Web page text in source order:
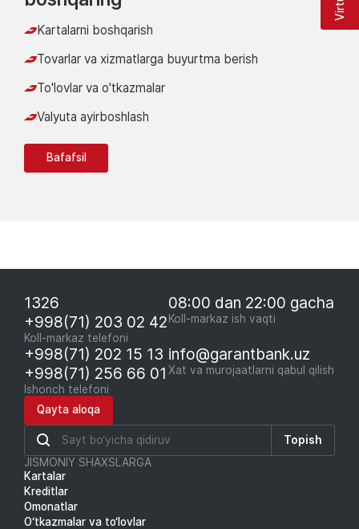
Kartalarni boshqarish
Tovarlar va xizmatlarga buyurtma berish
To'lovlar va o'tkazmalar
Valyuta ayirboshlash
Bafafsil
1326
+998(71) 203 02 42
Koll-markaz telefoni
08:00 dan 22:00 gacha
Koll-markaz ish vaqti
+998(71) 202 15 13
+998(71) 256 66 01
Ishonch telefoni
info@garantbank.uz
Xat va murojaatlarni qabul qilish
Qayta aloqa
Topish
JISMONIY SHAXSLARGA
Kartalar
Kreditlar
Omonatlar
O‘tkazmalar va to‘lovlar